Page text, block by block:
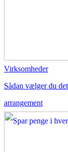
Virksomheder
Sådan vælger du
arrangement